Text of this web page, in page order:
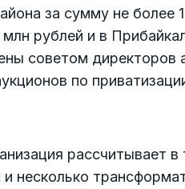
за сумму не более
рублей и в
советом
по
рассчитывает
и несколько